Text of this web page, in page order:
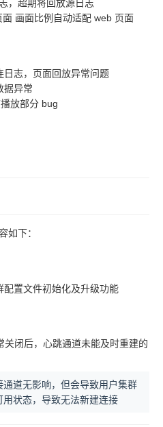
，超期将回放源日志
画面比例自动适配 web 页面
志，页面回放异常问题
据异常
放部分 bug
如下：
置文件初始化及升级功能
闭后，心跳通道未能及时重建的
道无影响，但会导致用户集群
状态，导致无法新建连接